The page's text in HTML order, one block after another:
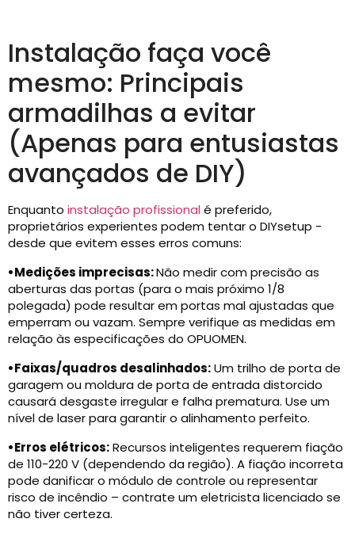
Instalação faça você
mesmo: Principais
armadilhas a evitar
(Apenas para entusiastas
avançados de DIY)
Enquanto instalação profissional é preferido,
proprietários experientes podem tentar o DIYsetup -
desde que evitem esses erros comuns:
•Medições imprecisas:Não medir com precisão as
aberturas das portas (para o mais próximo 1/8
polegada) pode resultar em portas mal ajustadas que
emperram ou vazam. Sempre verifique as medidas em
relação às especificações do OPUOMEN.
•Faixas/quadros desalinhados:Um trilho de porta de
garagem ou moldura de porta de entrada distorcido
causará desgaste irregular e falha prematura. Use um
nível de laser para garantir o alinhamento perfeito.
•Erros elétricos:Recursos inteligentes requerem fiação
de 110-220 V (dependendo da região). A fiação incorreta
pode danificar o módulo de controle ou representar
risco de incêndio – contrate um eletricista licenciado se
não tiver certeza.